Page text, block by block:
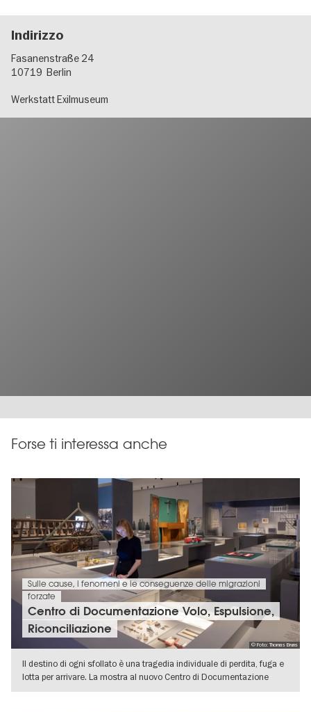
Indirizzo
Fasanenstraße 24
10719 Berlin
Werkstatt Exilmuseum
Forse ti interessa anche
© Foto: Thomas Bruns
Sulle cause, i fenomeni e le conseguenze delle migrazioni
forzate
Centro di Documentazione Volo, Espulsione,
Riconciliazione
Il destino di ogni sfollato è una tragedia individuale di perdita, fuga e
lotta per arrivare. La mostra al nuovo Centro di Documentazione